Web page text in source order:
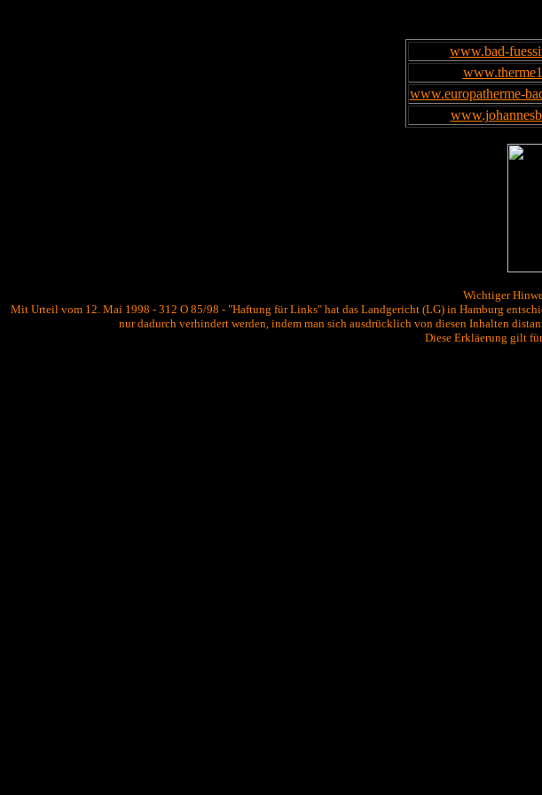
www.bad-
www.europatherme-
Wichtiger
Mit Urteil vom 12. Mai 1998 - 312 O 85/98 - "Haftung für Links" hat das Landgericht (LG) in Hamburg
nur dadurch verhindert werden, indem man sich ausdrücklich von diesen Inhalten
Diese Erkläerung gilt